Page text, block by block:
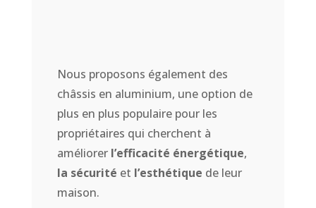
Nous proposons également des
châssis en aluminium, une option de
plus en plus populaire pour les
propriétaires qui cherchent à
améliorer l’efficacité énergétique,
la sécurité et l’esthétique de leur
maison.